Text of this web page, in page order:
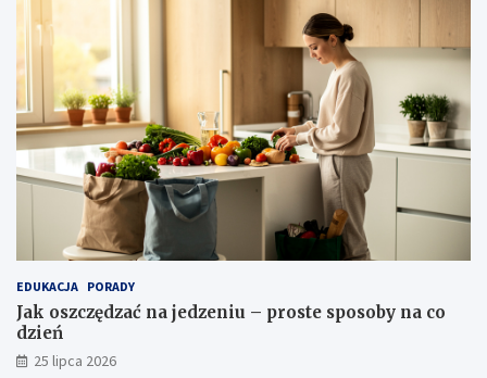
EDUKACJA PORADY
Jak oszczędzać na jedzeniu – proste sposoby na co
dzień
25 lipca 2026